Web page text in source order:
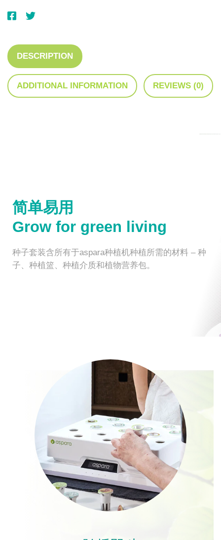
DESCRIPTION
ADDITIONAL INFORMATION REVIEWS (0)
简单易用
Grow for green living
种子套装含所有于aspara种植机种植所需的材料 – 种
子、种植篮、种植介质和植物营养包。